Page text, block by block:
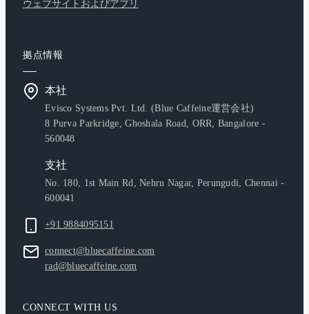
ウェブサイトおよびアプリ
拠点情報
本社
Evisco Systems Pvt. Ltd. (Blue Caffeine運営会社)
8 Purva Parkridge, Ghoshala Road, ORR, Bangalore -
560048
支社
No. 180, 1st Main Rd, Nehru Nagar, Perungudi, Chennai -
600041
+91 9884095151
connect@bluecaffeine.com
rad@bluecaffeine.com
CONNECT WITH US